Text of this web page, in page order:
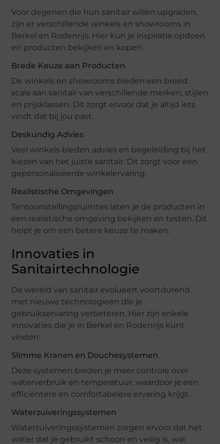
Voor degenen die hun sanitair willen upgraden,
zijn er verschillende winkels en showrooms in
Berkel en Rodenrijs. Hier kun je inspiratie opdoen
en producten bekijken en kopen.
Brede Keuze aan Producten
De winkels en showrooms bieden een breed
scala aan sanitair van verschillende merken, stijlen
en prijsklassen. Dit zorgt ervoor dat je altijd iets
vindt dat bij jou past.
Deskundig Advies
Veel winkels bieden advies en begeleiding bij het
kiezen van het juiste sanitair. Dit zorgt voor een
gepersonaliseerde winkelervaring.
Realistische Omgevingen
Tentoonstellingsruimtes laten je de producten in
een realistische omgeving bekijken en testen. Dit
helpt je om een betere keuze te maken.
Innovaties in
Sanitairtechnologie
De wereld van sanitair evolueert voortdurend
met nieuwe technologieën die je
gebruikservaring verbeteren. Hier zijn enkele
innovaties die je in Berkel en Rodenrijs kunt
vinden:
Slimme Kranen en Douchesystemen
Deze systemen bieden je meer controle over
waterverbruik en temperatuur, waardoor je een
efficiëntere en comfortabelere ervaring krijgt.
Waterzuiveringssystemen
Waterzuiveringssystemen zorgen ervoor dat het
water dat je gebruikt schoon en veilig is, wat